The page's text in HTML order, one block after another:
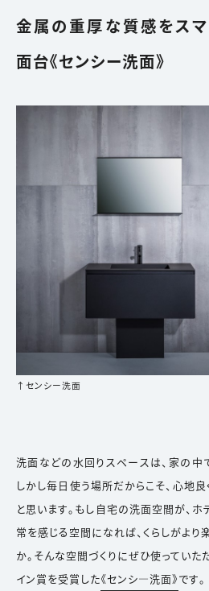
金属の重厚な質感をス
面台《センシー洗面》
↑センシー洗面
洗面などの水回りスペースは、家の中
しかし毎日使う場所だからこそ、心地
と思います。もし自宅の洗面空間が、
常を感じる空間になれば、くらしがより
か。そんな空間づくりにぜひ使っていた
イン賞を受賞した《センシ―洗面》です。